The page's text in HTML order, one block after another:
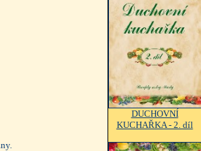
DUCHOVNÍ
KUCHAŘKA - 2. díl